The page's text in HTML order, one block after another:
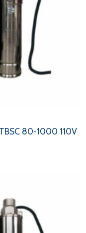
80-1000 110V